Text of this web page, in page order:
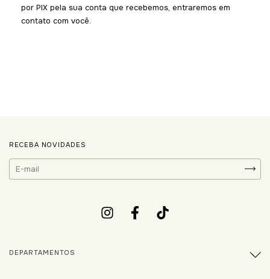
por PIX pela sua conta que recebemos, entraremos em
contato com você.
RECEBA NOVIDADES
DEPARTAMENTOS